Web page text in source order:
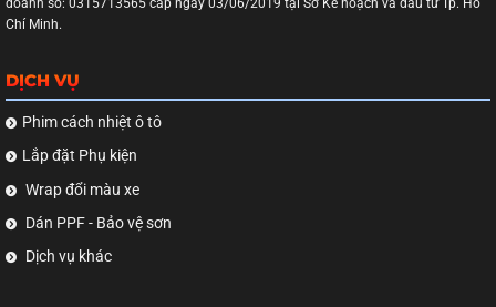
Chí Minh.
DỊCH VỤ
Phim cách nhiệt ô tô
Lắp đặt Phụ kiện
Wrap đổi màu xe
Dán PPF - Bảo vệ sơn
Dịch vụ khác